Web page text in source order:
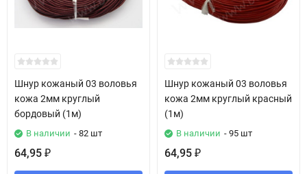
Шнур кожаный 03 воловья
кожа 2мм круглый
бордовый (1м)
В наличии - 82 шт
64,95 ₽
Шнур кожаный 03 воловья
кожа 2мм круглый красный
(1м)
В наличии - 95 шт
64,95 ₽